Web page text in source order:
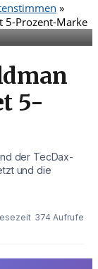
»
5-Prozent-Marke
5-
der TecDax-
und die
374 Aufrufe